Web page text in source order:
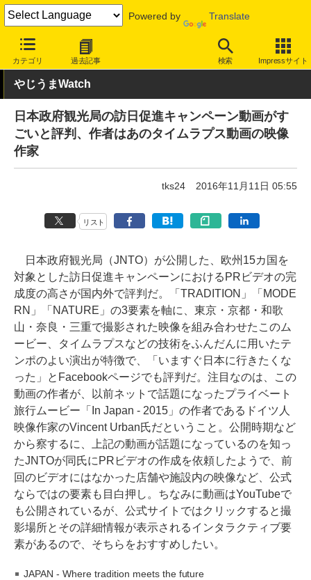
Powered by Translate
カテゴリ 過去記事 検索 Impressサイト
INTERNET Watch トピック
やじうまWatch
日本政府観光局の訪日促進キャンペーン動画がす
ごいと評判、作者はあのタイムラプス動画の映像
作家
tks24 2016年11月11日 05:55
リスト
日本政府観光局（JNTO）が公開した、欧州15カ国を
対象とした訪日促進キャンペーンにおけるPRビデオの完
成度の高さが国内外で評判だ。「TRADITION」「MODE
RN」「NATURE」の3要素を軸に、東京・京都・和歌
山・奈良・三重で撮影された映像を組み合わせたこのム
ービー、タイムラプスなどの技術をふんだんに用いたテ
ンポのよい演出が特徴で、「いますぐ日本に行きたくな
った」とFacebookページでも評判だ。注目なのは、この
動画の作者が、以前ネットで話題になったプライベート
旅行ムービー「In Japan - 2015」の作者であるドイツ人
映像作家のVincent Urban氏だということ。公開時期など
から察するに、上記の動画が話題になっているのを知っ
たJNTOが同氏にPRビデオの作成を依頼したようで、前
回のビデオにはなかった店舗や施設内の映像など、公式
ならではの要素も目白押し。ちなみに動画はYouTubeで
も公開されているが、公式サイトではクリックすると撮
影場所とその詳細情報が表示されるインタラクティブ要
素があるので、そちらをおすすめしたい。
JAPAN - Where tradition meets the future